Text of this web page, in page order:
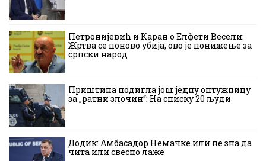
Петронијевић и Каран о Елфети Весели:
Жртва се поново убија, ово је понижење за
српски народ
Приштина подигла још једну оптужницу
за „ратни злочин“: На списку 20 људи
Додик: Амбасадор Немачке или не зна да
чита или свесно лаже